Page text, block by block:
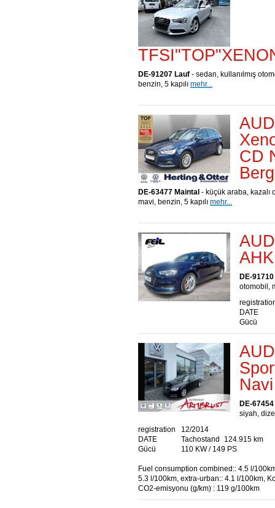
DE-91207 Lauf - sedan, kullanılmış
benzin, 5 kapılı mehr...
CD
DE-63477 Maintal - küçük araba, kazalı
mavi, benzin, 5 kapılı mehr...
DE-
otomobil,
DATE
Gücü
DE-
siyah,
registration
DATE
12/2014
Tachostand
124.915 km
Gücü
110 KW / 149 PS
Fuel consumption combined:: 4.5 l/
5.3 l/100km, extra-urban:: 4.1 l/100km,
CO2-emisyonu (g/km) : 119 g/100km